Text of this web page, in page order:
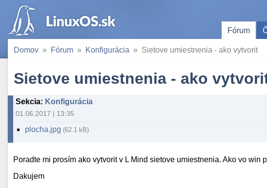
Fórum
Domov Fórum Konfigurácia Sietove umiestnenia - ako vytvorit
Sietove umiestnenia - ako
Sekcia: Konfigurácia
01.06.2017 | 13:35
plocha.jpg (62.1 kB)
Poradte mi prosím ako vytvorit v L Mind sietove umiestnenia. Ako vo win
Dakujem